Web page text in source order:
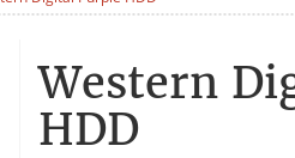
Western
HDD